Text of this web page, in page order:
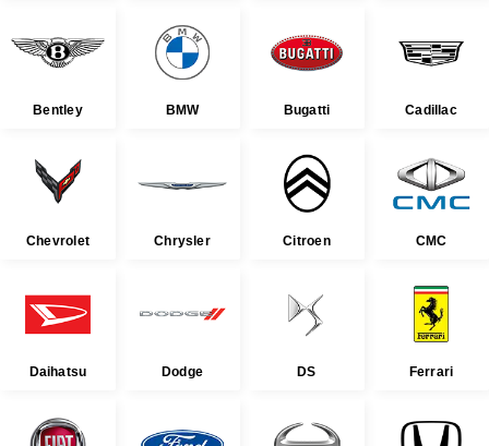
Bentley BMW Bugatti Cadillac
Chevrolet Chrysler Citroen CMC
Daihatsu Dodge DS Ferrari